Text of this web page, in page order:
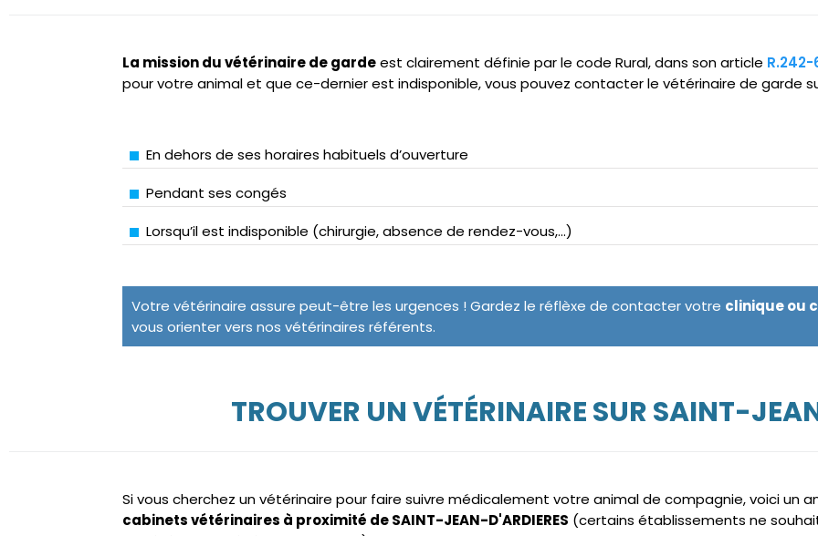
La mission du vétérinaire de gardeest clairement définie par le code Rural, dans son article R.242-
pour votre animal et que ce-dernier est indisponible, vous pouvez contacter le vétérinaire de garde sur
En dehors de ses horaires habituels d’ouverture
Pendant ses congés
Lorsqu’il est indisponible (chirurgie, absence de rendez-vous,...)
Votre vétérinaire assure peut-être les urgences ! Gardez le réflèxe de contacter votre clinique ou
vous orienter vers nos vétérinaires référents.
TROUVER UN VÉTÉRINAIRE SUR SAINT-
Si vous cherchez un vétérinaire pour faire suivre médicalement votre animal de compagnie, voici un
cabinets vétérinaires à proximité de SAINT-JEAN-D'ARDIERES (certains établissements ne